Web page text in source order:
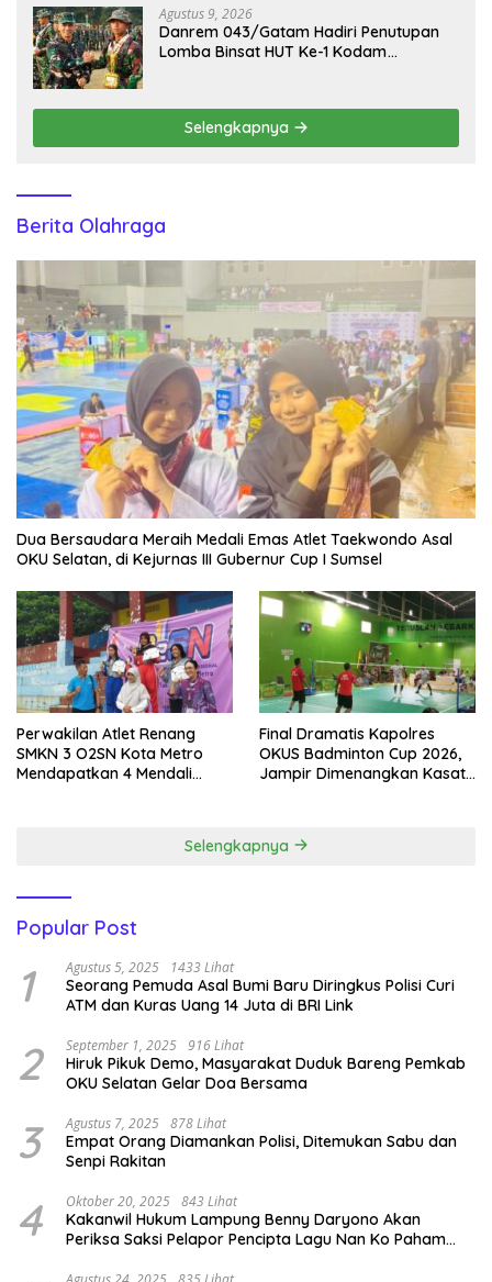
Agustus 9, 2026
Danrem 043/Gatam Hadiri Penutupan
Lomba Binsat HUT Ke-1 Kodam
Selengkapnya
Berita Olahraga
Dua Bersaudara Meraih Medali Emas Atlet Taekwondo Asal
OKU Selatan, di Kejurnas III Gubernur Cup I Sumsel
Perwakilan Atlet Renang
SMKN 3 O2SN Kota Metro
Mendapatkan 4 Mendali
Final Dramatis Kapolres
OKUS Badminton Cup 2026,
Jampir Dimenangkan Kasat
Selengkapnya
Popular Post
1 Agustus 5, 2025 1433 Lihat
Seorang Pemuda Asal Bumi Baru Diringkus Polisi Curi
ATM dan Kuras Uang 14 Juta di BRI Link
2 September 1, 2025 916 Lihat
Hiruk Pikuk Demo, Masyarakat Duduk Bareng Pemkab
OKU Selatan Gelar Doa Bersama
3 Agustus 7, 2025 878 Lihat
Empat Orang Diamankan Polisi, Ditemukan Sabu dan
Senpi Rakitan
4 Oktober 20, 2025 843 Lihat
Kakanwil Hukum Lampung Benny Daryono Akan
Periksa Saksi Pelapor Pencipta Lagu Nan Ko Paham